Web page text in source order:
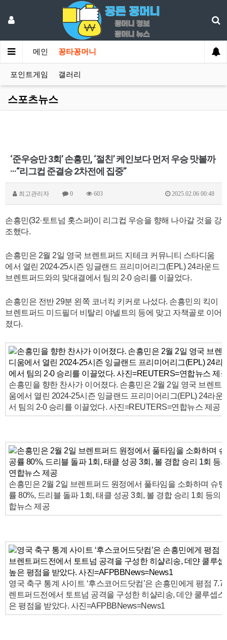
메인 꽁타꽁머니
포인트게임 갤러리
스포츠뉴스
‘준우승만 3회’ 손흥민, ‘절친’ 케인보다 먼저 우승 맛볼까
···“리그컵 준결승 2차전에 집중”
최고관리자 0 603 2025.02.06 00:48
손흥민(32·토트넘 홋스퍼)이 리그컵 우승을 향해 나아갈 것을 강
조했다.
손흥민은 2월 2일 영국 브렌트퍼드 지테크 커뮤니티 스타디움
에서 열린 2024-25시즌 잉글랜드 프리미어리그(EPL) 24라운드
브렌트퍼드와의 맞대결에서 팀의 2-0 승리를 이끌었다.
손흥민은 전반 29분 왼쪽 코너킥 키커로 나섰다. 손흥민의 킥이
브렌트퍼드 미드필더 비탈리 야넬트의 등에 맞고 자책골로 이어
졌다.
손흥민을 향한 찬사가 이어졌다. 손흥민은 2월 2일 영국 브렌트
움에서 열린 2024-25시즌 잉글랜드 프리미어리그(EPL) 24라
서 팀의 2-0 승리를 이끌었다. 사진=REUTERS=연합뉴스 제공
손흥민은 2월 2일 브렌트퍼드 원정에서 풀타임을 소화하며 슈
률 80%, 드리블 돌파 1회, 태클 성공 3회, 볼 경합 승리 1회 등의
합뉴스 제공
영국 축구 통계 사이트 ‘후스코어드닷컴’은 손흥민에게 평점
렌트퍼드전에서 토트넘 공격을 구성한 히샬리송, 데얀 쿨루셉
은 평점을 받았다. 사진=AFPBBNews=News1